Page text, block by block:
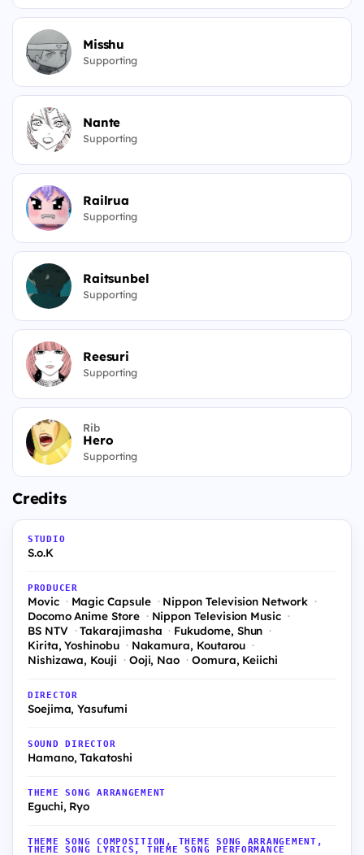
Misshu
Supporting
Nante
Supporting
Railrua
Supporting
Raitsunbel
Supporting
Reesuri
Supporting
Rib
Hero
Supporting
Credits
STUDIO
S.o.K
PRODUCER
Movic Magic Capsule
Nippon Television Network
Docomo Anime Store
Nippon Television Music
BS NTV
Takarajimasha
Fukudome, Shun
Kirita, Yoshinobu
Nakamura, Koutarou
Nishizawa, Kouji
Ooji, Nao Oomura, Keiichi
DIRECTOR
Soejima, Yasufumi
SOUND DIRECTOR
Hamano, Takatoshi
THEME SONG ARRANGEMENT
Eguchi, Ryo
THEME SONG COMPOSITION, THEME SONG ARRANGEMENT,
THEME SONG LYRICS, THEME SONG PERFORMANCE